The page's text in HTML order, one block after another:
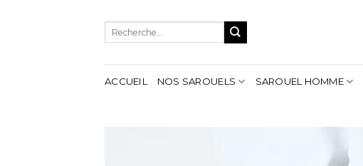
Recherche
ACCUEIL NOS SAROUELS SAROUEL HOMME